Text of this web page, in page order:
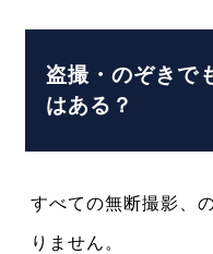
盗撮・のぞきで
はある？
すべての無断撮影、
りません。